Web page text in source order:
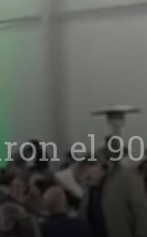
el 90